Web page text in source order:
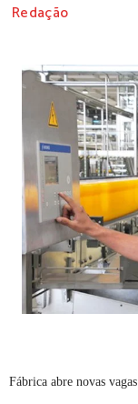
Redação
Fábrica abre novas